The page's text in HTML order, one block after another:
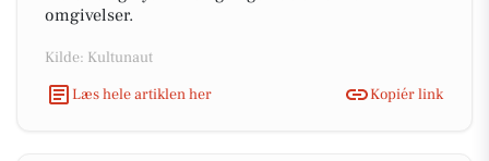
omgivelser.
Kilde: Kultunaut
Læs hele artiklen her
Kopiér link